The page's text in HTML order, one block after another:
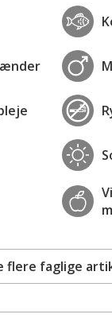
flere faglige